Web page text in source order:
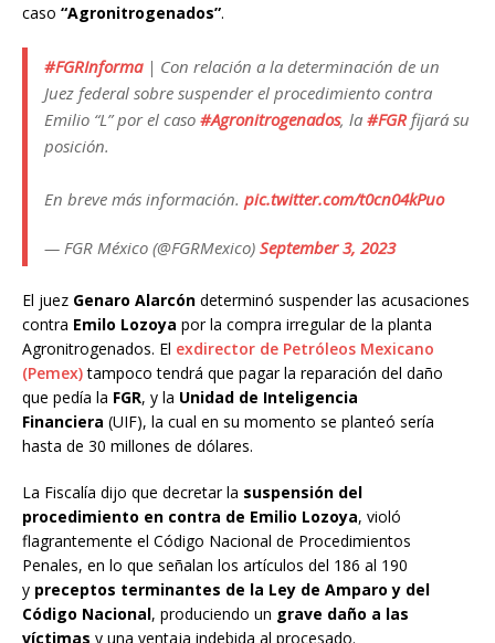
caso “Agronitrogenados”.
#FGRInforma| Con relación a la determinación de un
Juez federal sobre suspender el procedimiento contra
Emilio “L” por el caso #Agronitrogenados, la #FGR fijará su
posición.
En breve más información. pic.twitter.com/t0cn04kPuo
— FGR México (@FGRMexico) September 3, 2023
El juez Genaro Alarcón determinó suspender las acusaciones
contra Emilo Lozoya por la compra irregular de la planta
Agronitrogenados. El exdirector de Petróleos Mexicano
(Pemex)tampoco tendrá que pagar la reparación del daño
que pedía la FGR, y la Unidad de Inteligencia
Financiera (UIF), la cual en su momento se planteó sería
hasta de 30 millones de dólares.
La Fiscalía dijo que decretar la suspensión del
procedimiento en contra de Emilio Lozoya, violó
flagrantemente el Código Nacional de Procedimientos
Penales, en lo que señalan los artículos del 186 al 190
y preceptos terminantes de la Ley de Amparo y del
Código Nacional, produciendo un grave daño a las
víctimas y una ventaja indebida al procesado.